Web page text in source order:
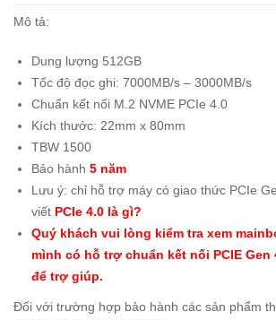
Mô tả:
Dung lượng 512GB
Tốc độ đọc ghi: 7000MB/s – 3000MB/s
Chuẩn kết nối M.2 NVME PCIe 4.0
Kích thước: 22mm x 80mm
TBW 1500
Bảo hành 5 năm
Lưu ý: chỉ hỗ trợ máy có giao thức PCIe
viết PCIe 4.0 là gì?
Quý khách vui lòng kiểm tra xem
mình có hỗ trợ chuẩn kết nối PCIE Gen
để trợ giúp.
Đối với trường hợp bảo hành các sản phẩm